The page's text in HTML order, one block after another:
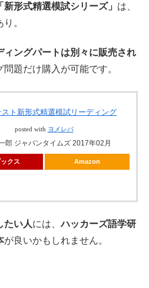
「新形式精選模試シリーズ」 は、
。
ィングパートは別々に販売され
題だけ購入が可能です。
ト新形式精選模試リーディング
posted with ヨメレバ
郎 ジャパンタイムズ 2017年02月
クス Amazon
たい人には、ハッカーズ語学研
が良いかもしれません。